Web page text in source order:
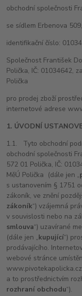
obchodní společnosti
se sídlem Erbenova
identifikační číslo:
Společnost František
Polička, IČ: 01034642,
Polička
pro prodej zboží
internetové adrese
1. ÚVODNÍ
1.1. Tyto obchodní
obchodní společnosti
572 01 Polička, IČ:
MěÚ Polička (dále jen „
s ustanovením § 1751
zákoník, ve znění
zákoník“) vzájemná
v souvislosti nebo na
smlouva“) uzavírané
(dále jen „kupující“)
prodávajícího.
webové stránce
a to prostřednictvím
rozhraní obchodu“).